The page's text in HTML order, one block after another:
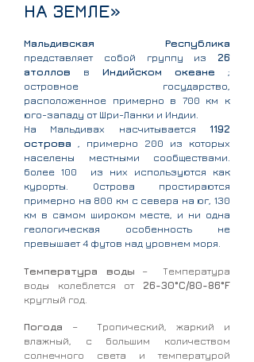
НА ЗЕМЛЕ»
Мальдивская Республика
представляет собой группу из 26
атоллов в Индийском океане ;
островное государство,
расположенное примерно в 700 км к
юго-западу от Шри-Ланки и Индии.
На Мальдивах насчитывается 1192
острова , примерно 200 из которых
населены местными сообществами.
более 100
из них используются как
курорты. Острова простираются
примерно на 800 км с севера на юг, 130
км в самом широком месте, и ни одна
геологическая особенность не
превышает 4 футов над уровнем моря.
Температура воды –
Температура
воды колеблется от 26-30°C/80-86°F
круглый год.
Погода –
Тропический, жаркий и
влажный, с большим количеством
солнечного света и температурой